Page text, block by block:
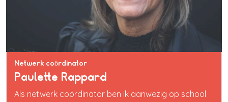
Netwerk coördinator
Paulette Rappard
Als netwerk coördinator ben ik aanwezig op school